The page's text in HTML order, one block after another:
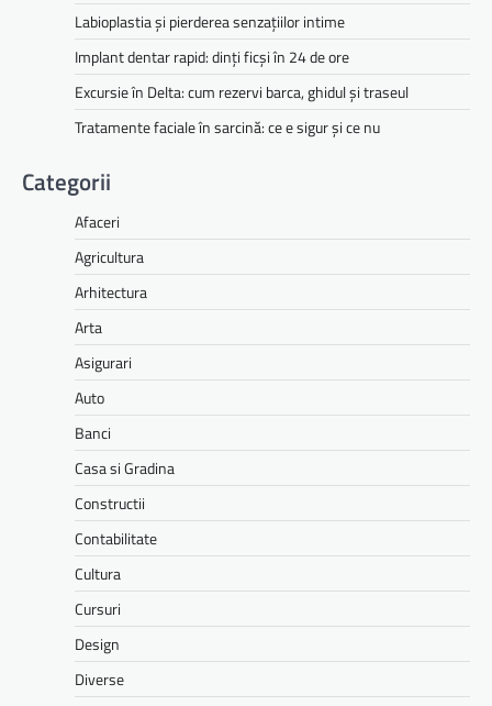
Labioplastia și pierderea senzațiilor intime
Implant dentar rapid: dinți ficși în 24 de ore
Excursie în Delta: cum rezervi barca, ghidul și traseul
Tratamente faciale în sarcină: ce e sigur și ce nu
Categorii
Afaceri
Agricultura
Arhitectura
Arta
Asigurari
Auto
Banci
Casa si Gradina
Constructii
Contabilitate
Cultura
Cursuri
Design
Diverse